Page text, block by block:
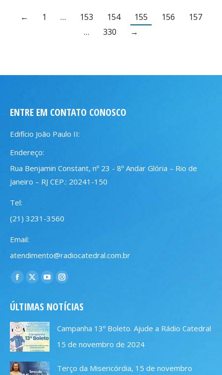
← 1 … 153 154 155 156
157
…
330 →
ENTRE EM CONTATO CONOSCO
Edifício João Paulo II:
Endereço:
Rua Benjamin Constant, nº 23 - 8º Andar Glória – Rio de
Janeiro – RJ CEP.: 20241-150
Tel:
(21) 3231-3560
Email:
atendimento@radiocatedral.com.br
Encontre-nos em:
Facebook
opens
in
new
window
X
opens
in
new
window
YouTube
opens
in
new
window
Instagram
opens
new
window
ÚLTIMAS NOTÍCIAS
Campanha 13º Boleto. Ajude a Rádio Catedral
15 de novembro de 2024
Terço da Misericórdia, 15 de novembro